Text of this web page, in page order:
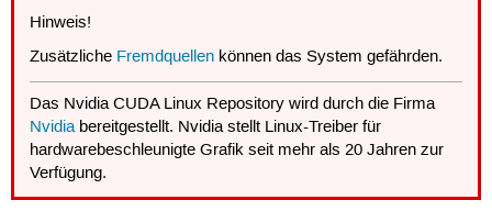
Hinweis!
Zusätzliche Fremdquellen können das System gefährden.
Das Nvidia CUDA Linux Repository wird durch die Firma
Nvidiabereitgestellt. Nvidia stellt Linux-Treiber für
hardwarebeschleunigte Grafik seit mehr als 20 Jahren zur
Verfügung.